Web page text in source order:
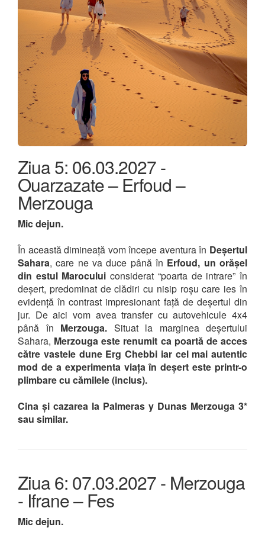
Ziua 5: 06.03.2027 -
Ouarzazate – Erfoud –
Merzouga
Mic dejun.
În această dimineață vom începe aventura în Deșertul
Sahara, care ne va duce până în Erfoud, un orășel
din estul Maroculuiconsiderat “poarta de intrare” în
deșert, predominat de clădiri cu nisip roșu care ies în
evidență în contrast impresionant față de deșertul din
jur. De aici vom avea transfer cu autovehicule 4x4
până în Merzouga. Situat la marginea deșertului
Sahara, Merzouga este renumit ca poartă de acces
către vastele dune Erg Chebbi iar cel mai autentic
mod de a experimenta viața în deșert este printr-o
plimbare cu cămilele (inclus).
Cina și cazarea la Palmeras y Dunas Merzouga 3*
sau similar.
Ziua 6: 07.03.2027 - Merzouga
- Ifrane – Fes
Mic dejun.